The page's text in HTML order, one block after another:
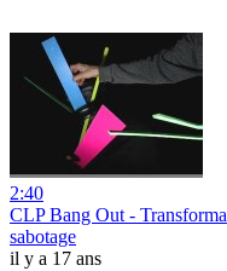
2:40
CLP Bang Out - Transforma
sabotage
il y a 17 ans